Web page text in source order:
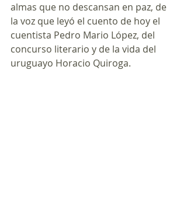
almas que no descansan en paz, de
la voz que leyó el cuento de hoy el
cuentista Pedro Mario López, del
concurso literario y de la vida del
uruguayo Horacio Quiroga.